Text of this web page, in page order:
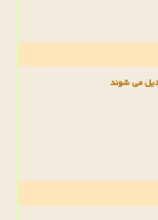
می شوند